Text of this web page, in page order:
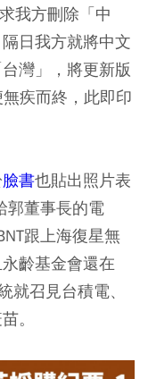
我方刪除「中
日我方就將中文
灣」，將更新版
疾而終，此即印
臉書也貼出照片表
董事長的電
跟上海復星無
齡基金會還在
召見台積電、
。